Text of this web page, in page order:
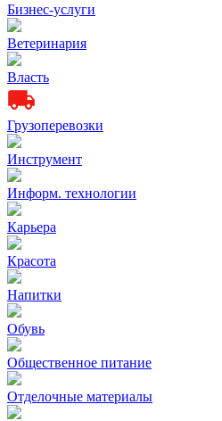
Бизнес-услуги
Ветеринария
Власть
Грузоперевозки
Инструмент
Информ. технологии
Карьера
Красота
Напитки
Обувь
Общественное питание
Отделочные материалы